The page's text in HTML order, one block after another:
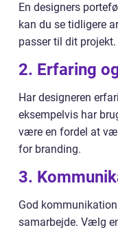
En designers
kan du se tidligere
passer til dit
2. Erfaring
Har designeren
eksempelvis har
være en fordel at
for branding.
3.
God
samarbejde. Vælg